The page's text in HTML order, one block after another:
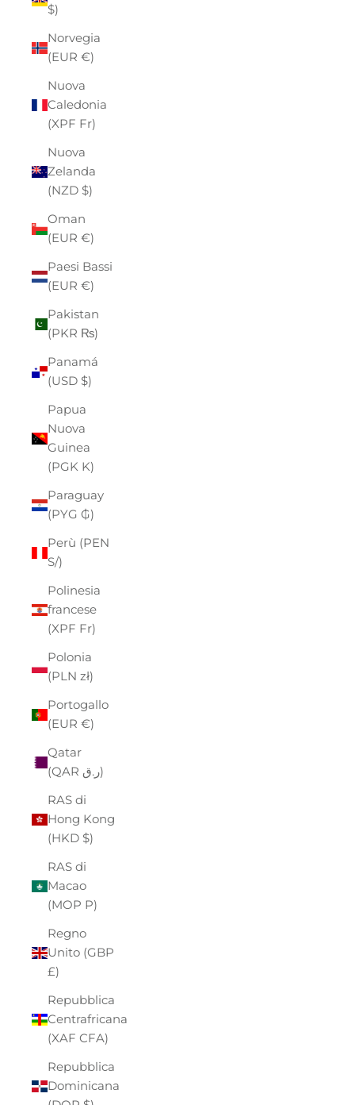
$)
Norvegia
(EUR €)
Nuova
Caledonia
(XPF Fr)
Nuova
Zelanda
(NZD $)
Oman
(EUR €)
Paesi Bassi
(EUR €)
Pakistan
(PKR ₨)
Panamá
(USD $)
Papua
Nuova
Guinea
(PGK K)
Paraguay
(PYG ₲)
Perù (PEN
S/)
Polinesia
francese
(XPF Fr)
Polonia
(PLN zł)
Portogallo
(EUR €)
Qatar
(QAR ر.ق)
RAS di
Hong Kong
(HKD $)
RAS di
Macao
(MOP P)
Regno
Unito (GBP
£)
Repubblica
Centrafricana
(XAF CFA)
Repubblica
Dominicana